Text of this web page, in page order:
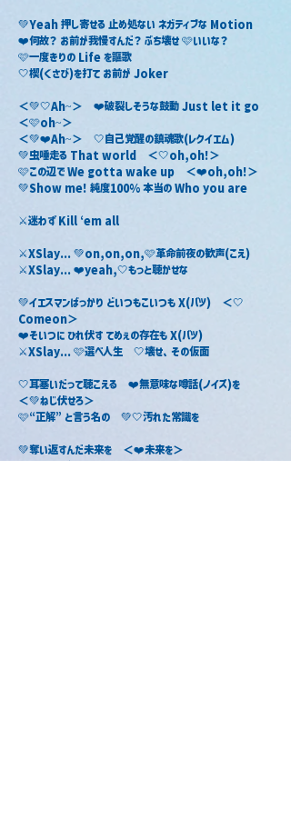
💚Yeah 押し寄せる 止め処ない ネガティブな Motion
❤️何故？ お前が我慢すんだ？ ぶち壊せ 🩷いいな？
🩷一度きりの Life を謳歌
🤍楔(くさび)を打て お前が Joker
＜💚🤍Ah~＞　❤️破裂しそうな鼓動 Just let it go
＜🩷oh~＞
＜💚❤️Ah~＞　🤍自己覚醒の鎮魂歌(レクイエム)
💚虫唾走る That world　＜🤍oh,oh!＞
🩷この辺で We gotta wake up　＜❤️oh,oh!＞
💚Show me! 純度100% 本当の Who you are
⚔️迷わず Kill ‘em all
⚔️XSlay... 💚on,on,on,🩷革命前夜の歓声(こえ)
⚔️XSlay... ❤️yeah,🤍もっと聴かせな
💚イエスマンばっかり どいつもこいつも X(バツ)　＜🤍
Comeon＞
❤️そいつに ひれ伏す てめぇの存在も X(バツ)
⚔️XSlay... 🩷選べ人生　🤍壊せ、その仮面
🤍耳塞いだって聴こえる　❤️無意味な噂話(ノイズ)を
＜💚ねじ伏せろ＞
🩷“正解” と言う名の　💚🤍汚れた常識を
💚奪い返すんだ未来を　＜❤️未来を＞
🩷その先で必ず We got it all　＜🤍We got it all